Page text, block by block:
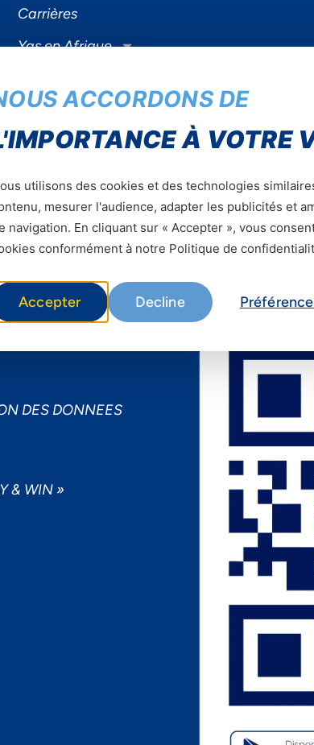
Carrières
Yas en Afrique
DES DONNEES
& WIN »
ACCORDONS DE
À VOTRE
utilisons des cookies et des technologies
mesurer l'audience, adapter les publicités et
navigation. En cliquant sur « Accepter », vous
conformément à notre Politique de
Accepter Decline